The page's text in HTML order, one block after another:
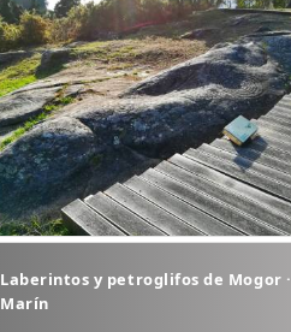
Laberintos y petroglifos de Mogor ·
Marín